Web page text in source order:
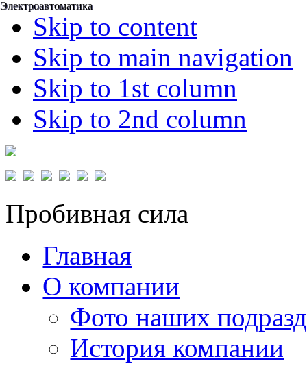
Skip to content
Skip to main navigation
Skip to 1st column
Skip to 2nd column
Электроавтоматика
Электроавтоматика
Пробивная сила
Главная
О компании
Фото наших
История компании